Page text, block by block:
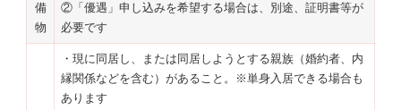
備
物
②「優遇」申し込みを希望する場合は、別途、証明書等が
必要です
・現に同居し、または同居しようとする親族（婚約者、内
縁関係などを含む）があること。※単身入居できる場合も
あります